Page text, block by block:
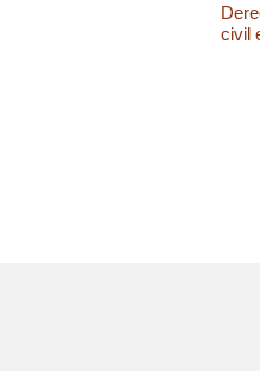
civil